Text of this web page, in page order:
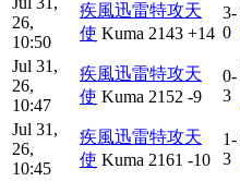
26,
10:50
疾風迅雷特攻天
使 Kuma 2143 +14
3-
0
Jul 31,
26,
10:47
疾風迅雷特攻天
使 Kuma 2152 -9
0-
3
Jul 31,
26,
10:45
疾風迅雷特攻天
使 Kuma 2161 -10
1-
3